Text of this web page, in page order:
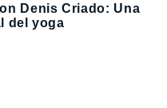
Denis Criado: Una
del yoga